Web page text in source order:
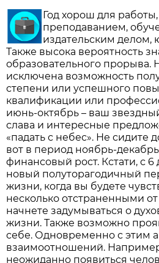
Год хорош для
преподаванием,
издательским делом,
Также высока вероятность
образовательного прорыва.
исключена возможность
степени или успешного
квалификации или
июнь-октябрь – ваш
слава и интересные
«падать с небес». Не сидите
вот в период ноябрь-
финансовый рост. Кстати, с 6
новый полуторагодичный
жизни, когда вы будете
несколько отстраненными
начнете задумываться о
жизни. Также возможно
себе. Одновременно с этим
взаимоотношений.
неожиданно появиться